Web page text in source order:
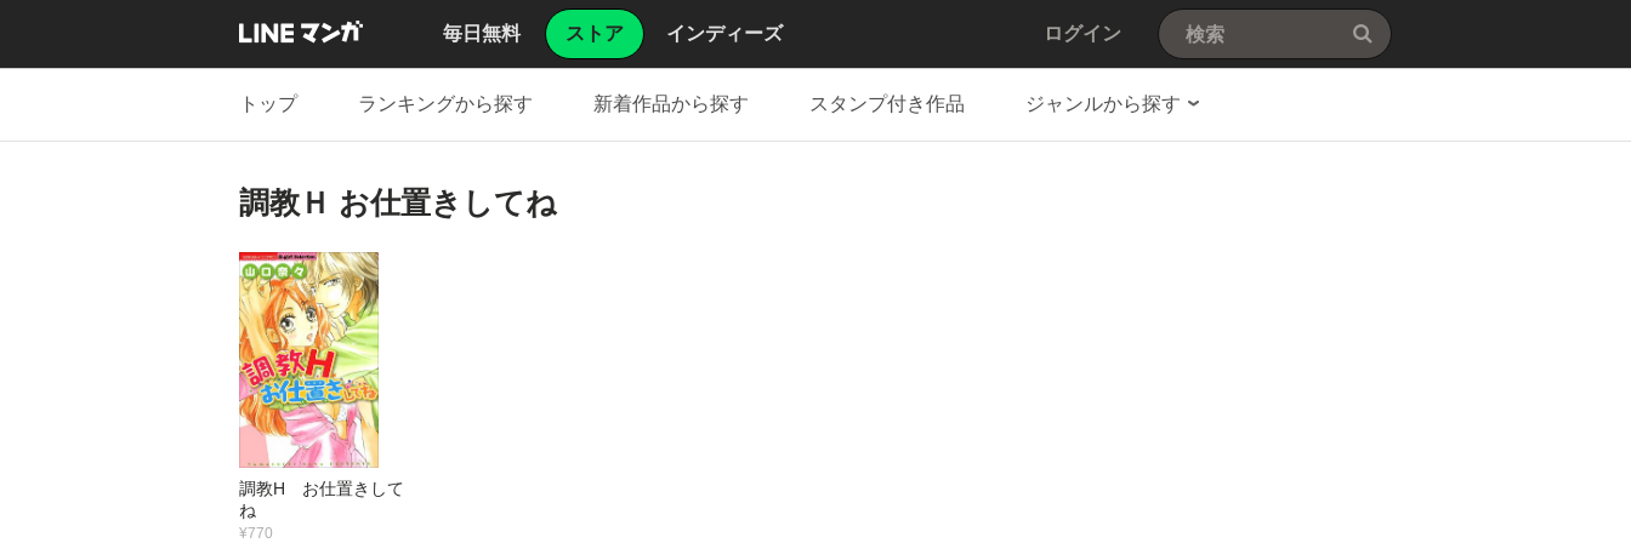
毎日無料 ストア インディーズ ログイン
トップ ランキングから探す 新着作品から探す スタンプ付き作品 ジャンルから探す
調教Ｈ お仕置きしてね
調教H お仕置きして
ね
¥770